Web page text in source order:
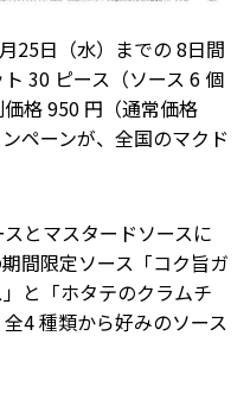
25日（水）までの 8日間
30 ピース（ソース 6 個
格 950 円（通常価格
ペーンが、全国のマクド
とマスタードソースに
間限定ソース「コク旨ガ
と「ホタテのクラムチ
4 種類から好みのソース